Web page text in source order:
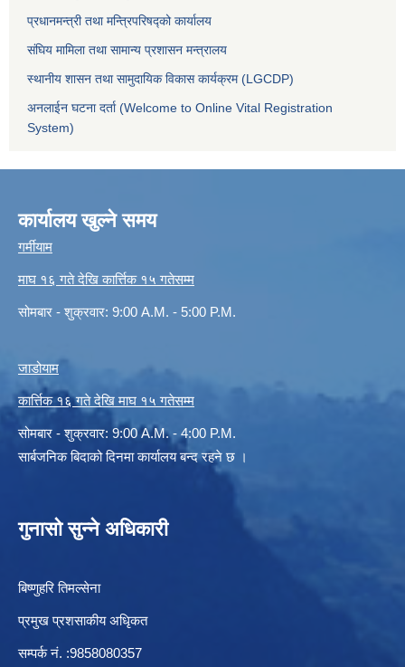
प्रधानमन्त्री तथा मन्त्रिपरिषद्को कार्यालय
संघिय मामिला तथा सामान्य प्रशासन मन्त्रालय
स्थानीय शासन तथा सामुदायिक विकास कार्यक्रम (LGCDP)
अनलाईन घटना दर्ता (Welcome to Online Vital Registration
System)
कार्यालय खुल्ने समय
गर्मीयाम
माघ १६ गते देखि कार्त्तिक १५ गतेसम्म
सोमबार - शुक्रवार: 9:00 A.M. - 5:00 P.M.
जाडोयाम
कार्त्तिक १६ गते देखि माघ १५ गतेसम्म
सोमबार - शुक्रवार: 9:00 A.M. - 4:00 P.M.
सार्बजनिक बिदाको दिनमा कार्यालय बन्द रहने छ ।
गुनासो सुन्ने अधिकारी
बिष्णुहरि तिमल्सेना
प्रमुख प्रशसाकीय अधिृकत
सम्पर्क न‌ं. :9858080357